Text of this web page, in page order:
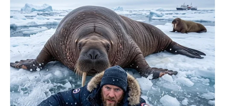
sodu bikarbonu
za uklanjanje neugodnih mirisa
bijeli ocatza omekšavanje i osvježavanje tkanine
Ovi sastojci su nježni prema vlaknima, a istovremeno pomažu
u očuvanju bjeline.